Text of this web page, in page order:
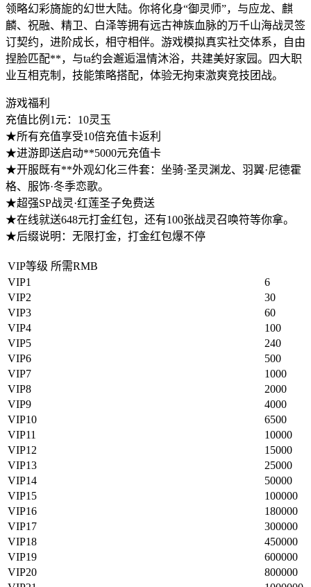
领略幻彩旖旎的幻世大陆。你将化身“御灵师”，与应龙、麒
麟、祝融、精卫、白泽等拥有远古神族血脉的万千山海战灵签
订契约，进阶成长，相守相伴。游戏模拟真实社交体系，自由
捏脸匹配**，与ta约会邂逅温情沐浴，共建美好家园。四大职
业互相克制，技能策略搭配，体验无拘束激爽竞技团战。
游戏福利
充值比例1元：10灵 玉
★所有充值享受10倍充值卡返利
★进游即送启动**5000元充值卡
★开服既有**外观幻化三件套：坐骑·圣灵渊龙、羽翼·尼德霍
格、服饰·冬季恋歌。
★超强SP战灵·红莲圣子免费送
★在线就送648元打金红包，还有100张战灵召唤符等你拿。
★后缀说明： 无限打金， 打金红包爆不停
VIP等级 所需RMB
VIP1
6
VIP2
30
VIP3
60
VIP4
100
VIP5
240
VIP6
500
VIP7
1000
VIP8
2000
VIP9
4000
VIP10
6500
VIP11
10000
VIP12
15000
VIP13
25000
VIP14
50000
VIP15
100000
VIP16
180000
VIP17
300000
VIP18
450000
VIP19
600000
VIP20
800000